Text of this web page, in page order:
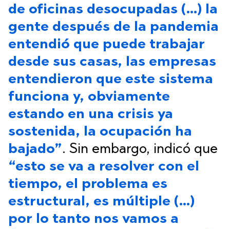
de oficinas desocupadas (…) la
gente después de la pandemia
entendió que puede trabajar
desde sus casas, las empresas
entendieron que este sistema
funciona y, obviamente
estando en una crisis ya
sostenida, la ocupación ha
bajado”. Sin embargo, indicó que
“esto se va a resolver con el
tiempo, el problema es
estructural, es múltiple (…)
por lo tanto nos vamos a